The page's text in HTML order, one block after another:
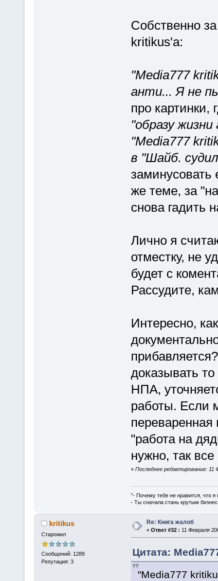
Собственно
kritikus'а:
"Media777
анти... Я не
про
"образу
"Media777
в "Шайб.
же теме, за
снова гадить
Лично я
отместку, не
будет с
Рассудите,
Интересно,
доказывать
НПА,
работы. Если
переваренная
"работа на
нужно, так
« Последнее редактирование: 11
"- Почему тебе не нравится, что я
- Ты сначала стань крутым
kritikus
Старожил
Сообщений: 1289
Репутация: 3
Re: Книга жалоб
« Ответ #32 : 11 Февраля
Цитата:
"Media777